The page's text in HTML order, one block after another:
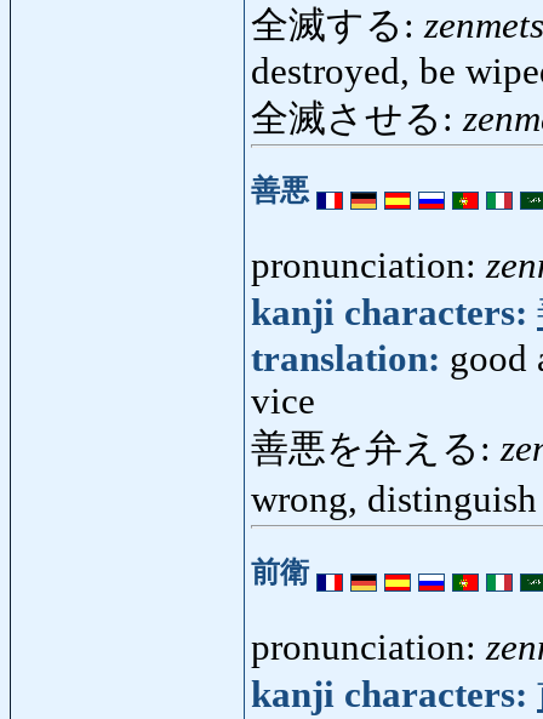
全滅する:
destroyed, be
全滅させる:
善悪
pronunciation:
kanji characters:
translation: good
vice
善悪を弁える:
wrong,
前衛
pronunciation:
kanji characters: